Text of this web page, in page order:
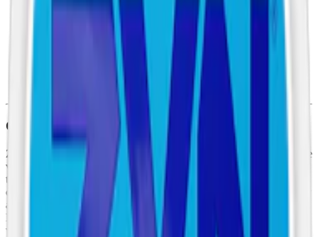
Format/storlek:
slim
eukalyptus/mentol
vatten, cellulosa, glycerol, natriumklorid,
xylitol, natriumkarbonat, vinsyra, propylenglykol,
kalciumklorid, acesulfam k samt smakämnen och nikotin.
Om Zyn Menthol Ice Slim 5
Zyn Menthol Ice Slim 5 lanserades i april 2025 och är en av totalt tre
varianter av Zyn Menthol Ice, ett vitt snus för dig som föredrar en
tydlig mintsmak. Smaken bygger på en kombination av eukalyptus
och mentol som ger en kylande känsla. Prillan är slim, vilket innebär
att prillan är långsmal och designad för att vara diskret under läppen.
Den väger 0,7 gram och är lätt fuktad med en fukthalt på 49,6 %,
vilket ger snabb frisättning av både smak och nikotin.